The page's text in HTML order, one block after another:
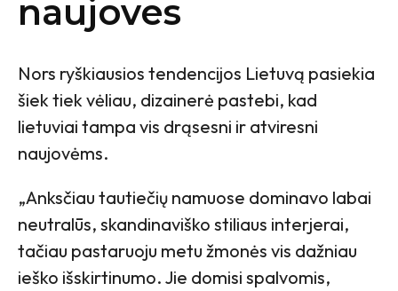
naujoves
Nors ryškiausios tendencijos Lietuvą pasiekia
šiek tiek vėliau, dizainerė pastebi, kad
lietuviai tampa vis drąsesni ir atviresni
naujovėms.
„Anksčiau tautiečių namuose dominavo labai
neutralūs, skandinaviško stiliaus interjerai,
tačiau pastaruoju metu žmonės vis dažniau
ieško išskirtinumo. Jie domisi spalvomis,